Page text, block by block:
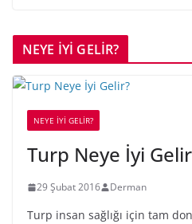
NEYE İYİ GELİR?
NEYE İYİ GELİR?
Turp Neye İyi
29 Şubat 2016 Derman
Turp insan sağlığı için tam